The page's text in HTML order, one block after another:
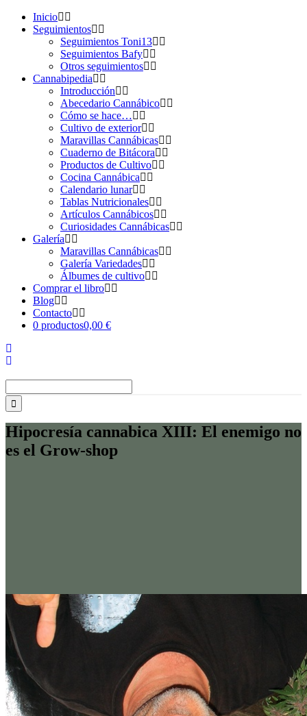
Inicio
Seguimientos
Seguimientos Toni13
Seguimientos Bafy
Otros seguimientos
Cannabipedia
Introducción
Abecedario Cannábico
Cómo se hace…
Cultivo de exterior
Maravillas Cannábicas
Cuaderno de Bitácora
Productos de Cultivo
Cocina Cannábica
Calendario lunar
Tablas Nutricionales
Artículos Cannábicos
Curiosidades Cannábicas
Galería
Maravillas Cannábicas
Galería Variedades
Álbumes de cultivo
Comprar el libro
Blog
Contacto
0 productos0,00 €
Hipocresía cannabica XIII: El enemigo no
es el Grow-shop